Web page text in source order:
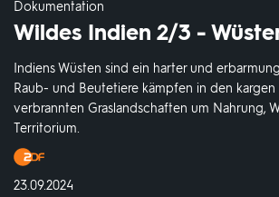
Dokumentation
Wildes Indien 2/3 -
Indiens Wüsten sind ein harter und
Raub- und Beutetiere kämpfen in den kargen
verbrannten Graslandschaften um Nahrung,
Territorium.
Produktionsland
und
DATUM:
23.09.2024